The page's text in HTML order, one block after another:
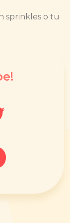
sprinkles o tu